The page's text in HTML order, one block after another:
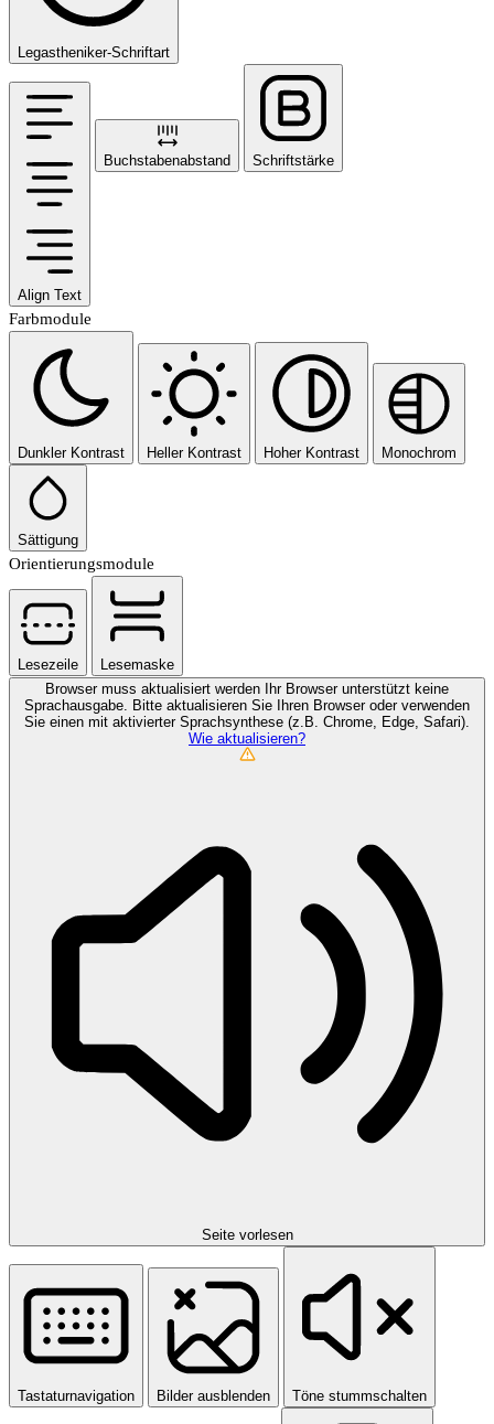
Legastheniker-Schriftart
Align Text
Buchstabenabstand Schriftstärke
Farbmodule
Dunkler Kontrast Heller Kontrast Hoher Kontrast Monochrom
Sättigung
Orientierungsmodule
Lesezeile
Lesemaske
Browser muss aktualisiert werden
Ihr Browser unterstützt keine
Sprachausgabe. Bitte aktualisieren Sie Ihren Browser oder verwenden
Sie einen mit aktivierter Sprachsynthese (z.B. Chrome, Edge, Safari).
Wie aktualisieren?
Seite vorlesen
Tastaturnavigation Bilder ausblenden Töne stummschalten